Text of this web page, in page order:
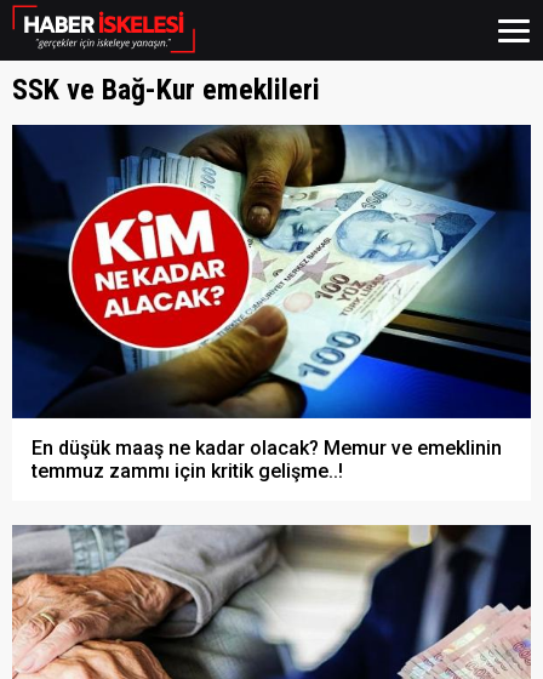
SSK ve Bağ-Kur emeklileri
En düşük maaş ne kadar olacak? Memur ve emeklinin
temmuz zammı için kritik gelişme..!